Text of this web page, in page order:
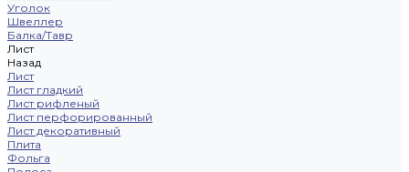
Уголок
Швеллер
Балка/Тавр
Лист
Назад
Лист
Лист гладкий
Лист рифленый
Лист перфорированный
Лист декоративный
Плита
Фольга